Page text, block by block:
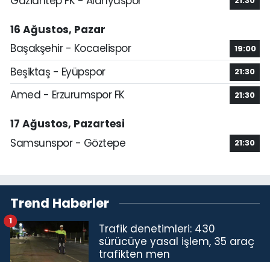
16 Ağustos, Pazar
Başakşehir - Kocaelispor
19:00
Beşiktaş - Eyüpspor 21:30
Amed - Erzurumspor FK 21:30
17 Ağustos, Pazartesi
Samsunspor - Göztepe
21:30
Trend Haberler
Trafik denetimleri: 430
sürücüye yasal işlem, 35 araç
trafikten men
1